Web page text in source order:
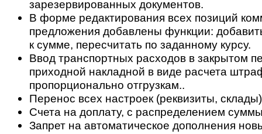
зарезервированных документов.
В форме редактирования всех позиций
предложения добавлены функции:
к сумме, пересчитать по заданному курсу.
Ввод транспортных расходов в закрытом
приходной накладной в виде расчета
пропорционально отгрузкам..
Перенос всех настроек (реквизиты,
Счета на доплату, с распределением
Запрет на автоматическое дополнения